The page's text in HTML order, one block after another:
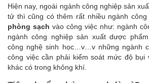
Hiện nay, ngoài ngành công nghiệp sản
tử thì cũng có thêm rất nhiều ngành công
phòng sạch vào công việc như: ngành
ngành công nghiệp sản xuất dược
công nghệ sinh học…v…v những ngành
công việc cần phải kiểm soát mức độ bụi
khác có trong không khí.